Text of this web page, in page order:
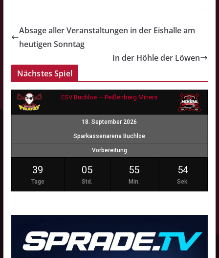
Absage aller Veranstaltungen in der Eishalle am
heutigen Sonntag
In der Höhle der Löwen
Nächstes Spiel
ESV Buchloe — Peißenberg Miners
18. September 2026
Sparkassenarena Buchloe
Vorbereitung
39
Tage
05
Std.
55
Min.
54
Sek.